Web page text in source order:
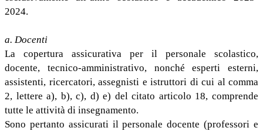
2024.
a. Docenti
La copertura assicurativa per il personale scolastico,
docente, tecnico-amministrativo, nonché esperti esterni,
assistenti, ricercatori, assegnisti e istruttori di cui al comma
2, lettere a), b), c), d) e) del citato articolo 18, comprende
tutte le attività di insegnamento.
Sono pertanto assicurati il personale docente (professori e